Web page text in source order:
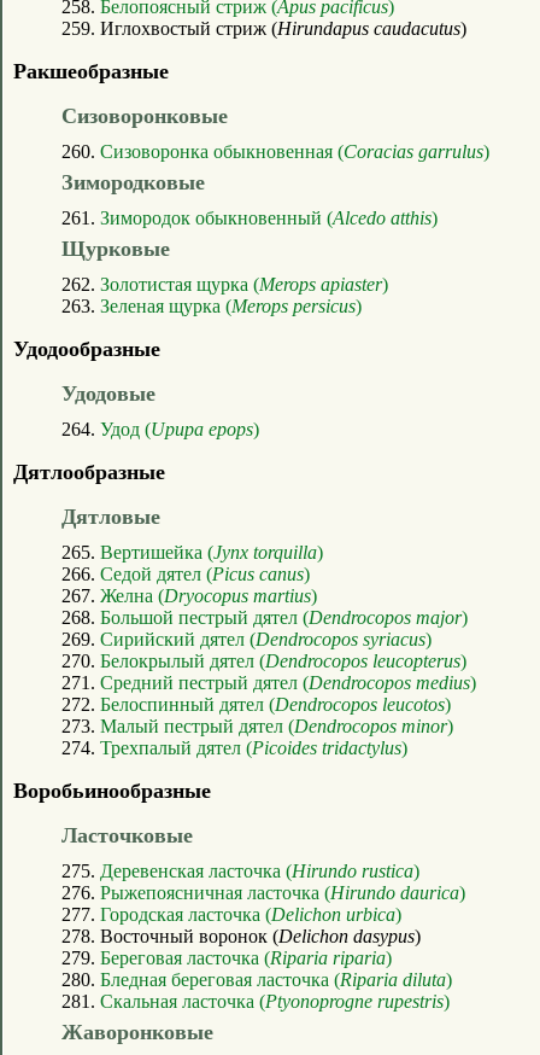
258. Белопоясный стриж (Apus pacificus)
259. Иглохвостый стриж (Hirundapus caudacutus)
Ракшеобразные
Сизоворонковые
260. Сизоворонка обыкновенная (Coracias garrulus)
Зимородковые
261. Зимородок обыкновенный (Alcedo atthis)
Щурковые
262. Золотистая щурка (Merops apiaster)
263. Зеленая щурка (Merops persicus)
Удодообразные
Удодовые
264. Удод (Upupa epops)
Дятлообразные
Дятловые
265. Вертишейка (Jynx torquilla)
266. Седой дятел (Picus canus)
267. Желна (Dryocopus martius)
268. Большой пестрый дятел (Dendrocopos major)
269. Сирийский дятел (Dendrocopos syriacus)
270. Белокрылый дятел (Dendrocopos leucopterus)
271. Средний пестрый дятел (Dendrocopos medius)
272. Белоспинный дятел (Dendrocopos leucotos)
273. Малый пестрый дятел (Dendrocopos minor)
274. Трехпалый дятел (Picoides tridactylus)
Воробьинообразные
Ласточковые
275. Деревенская ласточка (Hirundo rustica)
276. Рыжепоясничная ласточка (Hirundo daurica)
277. Городская ласточка (Delichon urbica)
278. Восточный воронок (Delichon dasypus)
279. Береговая ласточка (Riparia riparia)
280. Бледная береговая ласточка (Riparia diluta)
281. Скальная ласточка (Ptyonoprogne rupestris)
Жаворонковые